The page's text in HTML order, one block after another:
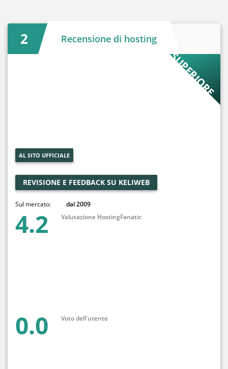
S
U
P
E
R
I
O
R
E
2
2 Recensione di hosting
AL SITO UFFICIALE
REVISIONE E FEEDBACK SU KELIWEB
Sul mercato: dal 2009
4.2 Valutazione HostingFanatic
0.0 Voto dell'utente